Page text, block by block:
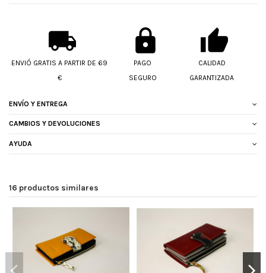
ENVIÓ GRATIS A PARTIR DE 69
€
PAGO
SEGURO
CALIDAD
GARANTIZADA
ENVÍO Y ENTREGA
CAMBIOS Y DEVOLUCIONES
AYUDA
16 productos similares